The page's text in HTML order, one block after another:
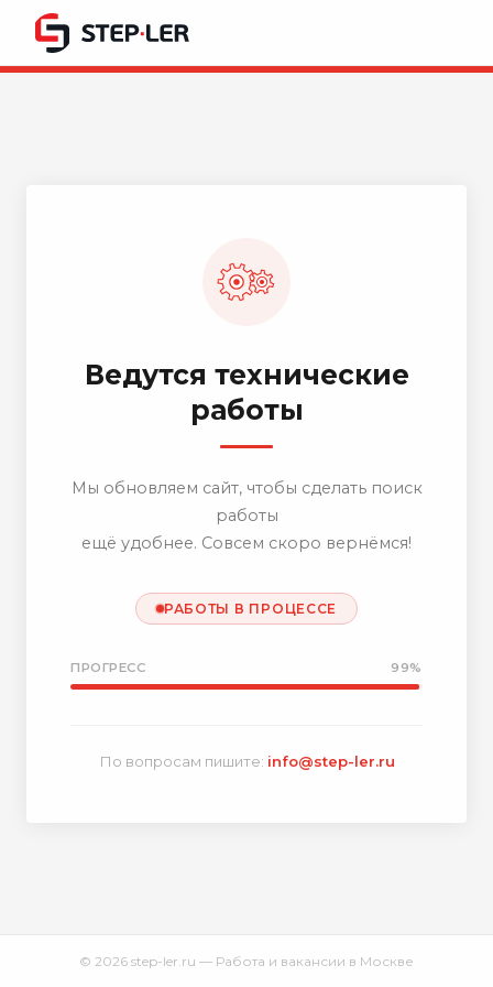
Ведутся технические
работы
Мы обновляем сайт, чтобы сделать поиск
работы
ещё удобнее. Совсем скоро вернёмся!
РАБОТЫ В ПРОЦЕССЕ
ПРОГРЕСС 99%
По вопросам пишите: info@step-ler.ru
© 2026 step-ler.ru — Работа и вакансии в Москве